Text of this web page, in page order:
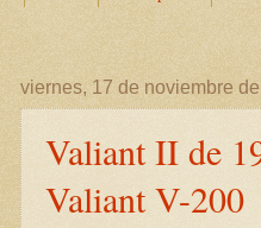
viernes, 17 de noviembre
Valiant II de
Valiant V-200